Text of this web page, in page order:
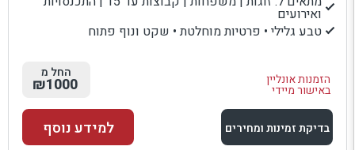
ואירועים
טבע גלילי • פרטיות מוחלטת • שקט ונוף פתוח
הזמנות אונליין
באישור מיידי
החל מ
₪1000
בדיקת זמינות ומחירים למידע נוסף